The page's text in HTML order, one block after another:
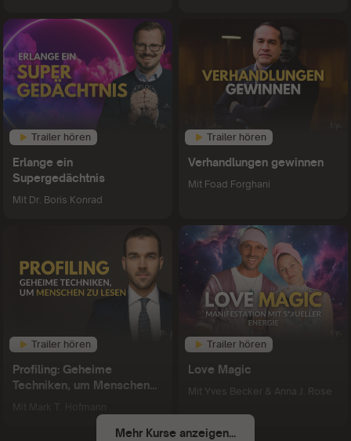
Trailer hören
Erlange ein
Supergedächtnis
Mit Dr. Boris Konrad
Trailer hören
Verhandlungen gewinnen
Mit Foad Forghani
Trailer hören
Profiling: Geheime
Techniken, um Menschen
Trailer hören
Love Magic
Mit Yves Becker & Anna J. Rose
Mehr Kurse anzeigen...